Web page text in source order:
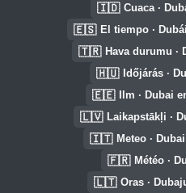
🇮🇩 Cuaca ·
🇪🇸 El tiempo ·
🇹🇷 Hava durumu ·
🇭🇺 Időjárás ·
🇪🇪 Ilm · Dubai
🇱🇻 Laikapstākļi ·
🇮🇹 Meteo ·
🇫🇷 Météo ·
🇱🇹 Oras ·